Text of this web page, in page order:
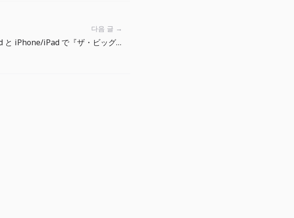
다음 글 →
Android と iPhone/iPad で『ザ・ビッグワン』を始める